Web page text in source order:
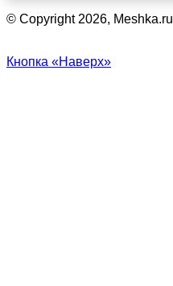
© Copyright 2026, Meshka.ru
Кнопка «Наверх»